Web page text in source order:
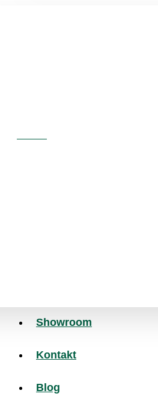
Showroom
Kontakt
Blog